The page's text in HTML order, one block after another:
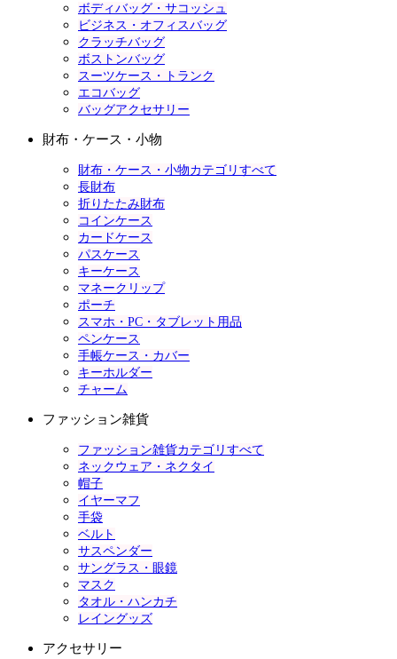
ボディバッグ・サコッシュ
ビジネス・オフィスバッグ
クラッチバッグ
ボストンバッグ
スーツケース・トランク
エコバッグ
バッグアクセサリー
財布・ケース・小物
財布・ケース・小物カテゴリすべて
長財布
折りたたみ財布
コインケース
カードケース
パスケース
キーケース
マネークリップ
ポーチ
スマホ・PC・タブレット用品
ペンケース
手帳ケース・カバー
キーホルダー
チャーム
ファッション雑貨
ファッション雑貨カテゴリすべて
ネックウェア・ネクタイ
帽子
イヤーマフ
手袋
ベルト
サスペンダー
サングラス・眼鏡
マスク
タオル・ハンカチ
レイングッズ
アクセサリー